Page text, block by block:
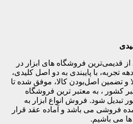
قدیمی‌ترین فروشگاه های ابزار در
تجربه، با پایبندی به دو اصل کلیدی،
و تضمین اصل‌بودن کالا، موفق شده تا
کشور ، به معتبر ترین فروشگاه
تبدیل شود. فروش انواع ابزار به
فروشی می باشد و آماده عقد قرار
ها می باشیم.